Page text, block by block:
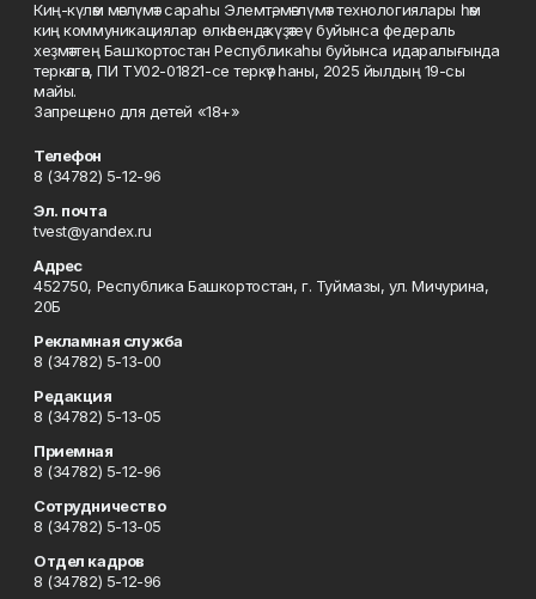
Киң-күләм мәғлүмәт сараһы Элемтә, мәғлүмәт технологиялары һәм
киң коммуникациялар өлкәһендә күҙәтеү буйынса федераль
хеҙмәттең Башҡортостан Республикаһы буйынса идаралығында
теркәлгән, ПИ ТУ02-01821-се теркәү һаны, 2025 йылдың 19-сы
майы.
Запрещено для детей «18+»
Телефон
8 (34782) 5-12-96
Эл. почта
tvest@yandex.ru
Адрес
452750, Республика Башкортостан, г. Туймазы, ул. Мичурина,
20Б
Рекламная служба
8 (34782) 5-13-00
Редакция
8 (34782) 5-13-05
Приемная
8 (34782) 5-12-96
Сотрудничество
8 (34782) 5-13-05
Отдел кадров
8 (34782) 5-12-96